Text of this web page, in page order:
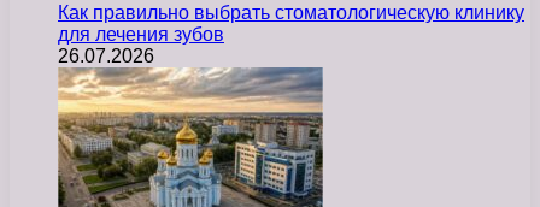
Как правильно выбрать стоматологическую клинику
для лечения зубов
26.07.2026